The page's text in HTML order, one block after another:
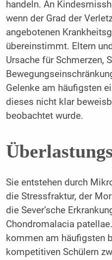
handeln. An
wenn der Grad der
angebotenen
übereinstimmt. Eltern
Ursache für Schmerzen,
Gelenke am häufigsten
dieses nicht klar
beobachtet wurde.
Sie entstehen durch
die Stressfraktur, der
die Sever’sche
Chondromalacia
kommen am häufigsten
kompetitiven Schülern